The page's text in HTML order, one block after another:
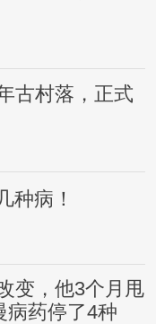
古村落，正式
种病！
变，他3个月甩
病药停了4种